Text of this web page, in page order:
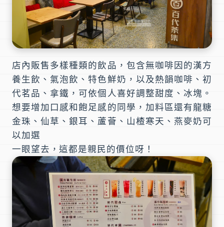
店內販售多樣種類的飲品，包含無咖啡因的漢方
養生飲、氣泡飲、特色鮮奶，以及熱韻咖啡、初
代茗品、拿鐵，可依個人喜好調整甜度、冰塊。
想要增加口感和飽足感的同學，加料區還有龍糖
金珠、仙草、銀耳、蘆薈、山楂寒天、燕麥奶可
以加選
一眼望去，這都是親民的價位呀！